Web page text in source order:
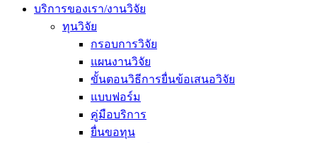
บริการของเรา/งานวิจัย
ทุนวิจัย
กรอบการวิจัย
แผนงานวิจัย
ขั้นตอนวิธีการยื่นข้อเสนอวิจัย
แบบฟอร์ม
คู่มือบริการ
ยื่นขอทุน